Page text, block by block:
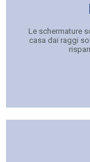
Le schermature
casa dai raggi